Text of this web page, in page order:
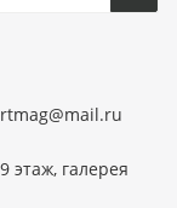
этаж, галерея